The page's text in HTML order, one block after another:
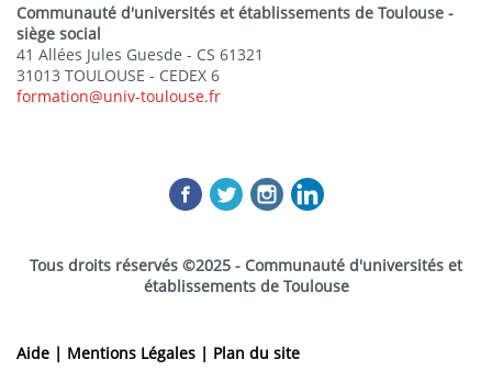
Communauté d'universités et établissements de Toulouse -
siège social
41 Allées Jules Guesde - CS 61321
31013 TOULOUSE - CEDEX 6
formation@univ-toulouse.fr
Tous droits réservés ©2025 - Communauté d'universités et
établissements de Toulouse
Aide | Mentions Légales | Plan du site